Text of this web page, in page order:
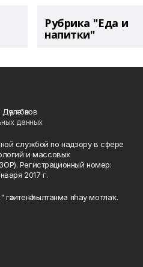
Рубрика "Еда и
напитки"
данных
службой по надзору в сфере
и массовых
Регистрационный номер:
2017 г.
гәзитенә һылтанма яһау мотлаҡ.